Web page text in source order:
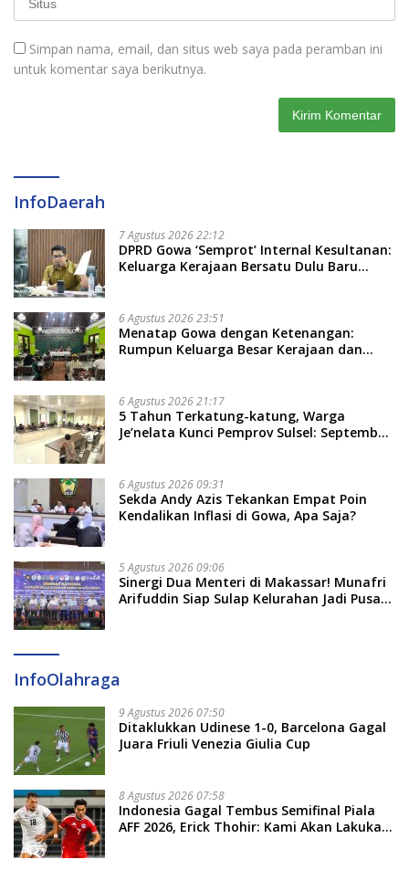
Simpan nama, email, dan situs web saya pada peramban ini
untuk komentar saya berikutnya.
InfoDaerah
7 Agustus 2026 22:12
DPRD Gowa ‘Semprot’ Internal Kesultanan:
Keluarga Kerajaan Bersatu Dulu Baru
6 Agustus 2026 23:51
Menatap Gowa dengan Ketenangan:
Rumpun Keluarga Besar Kerajaan dan
Soal Adat dan Adab
6 Agustus 2026 21:17
5 Tahun Terkatung-katung, Warga
Je’nelata Kunci Pemprov Sulsel: September
6 Agustus 2026 09:31
Sekda Andy Azis Tekankan Empat Poin
Kendalikan Inflasi di Gowa, Apa Saja?
5 Agustus 2026 09:06
Sinergi Dua Menteri di Makassar! Munafri
Arifuddin Siap Sulap Kelurahan Jadi Pusat
InfoOlahraga
9 Agustus 2026 07:50
Ditaklukkan Udinese 1-0, Barcelona Gagal
Juara Friuli Venezia Giulia Cup
8 Agustus 2026 07:58
Indonesia Gagal Tembus Semifinal Piala
AFF 2026, Erick Thohir: Kami Akan Lakukan